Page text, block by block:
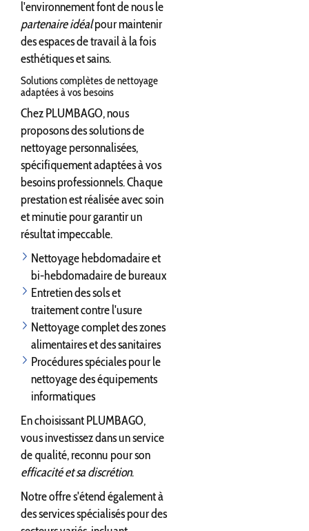
l'environnement font de nous le
partenaire idéalpour maintenir
des espaces de travail à la fois
esthétiques et sains.
Solutions complètes de nettoyage
adaptées à vos besoins
Chez PLUMBAGO, nous
proposons des solutions de
nettoyage personnalisées,
spécifiquement adaptées à vos
besoins professionnels. Chaque
prestation est réalisée avec soin
et minutie pour garantir un
résultat impeccable.
Nettoyage hebdomadaire et
bi-hebdomadaire de bureaux
Entretien des sols et
traitement contre l'usure
Nettoyage complet des zones
alimentaires et des sanitaires
Procédures spéciales pour le
nettoyage des équipements
informatiques
En choisissant PLUMBAGO,
vous investissez dans un service
de qualité, reconnu pour son
efficacité et sa discrétion.
Notre offre s'étend également à
des services spécialisés pour des